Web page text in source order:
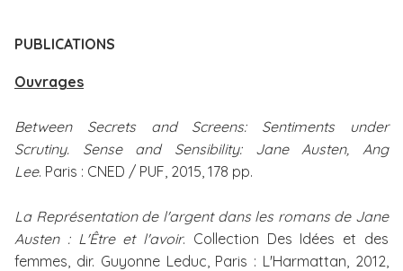
PUBLICATIONS
Ouvrages
Between Secrets and Screens: Sentiments under
Scrutiny. Sense and Sensibility: Jane Austen, Ang
Lee. Paris : CNED / PUF, 2015, 178 pp.
La Représentation de l'argent dans les romans de Jane
Austen : L'Être et l'avoir. Collection Des Idées et des
femmes, dir. Guyonne Leduc, Paris : L'Harmattan, 2012,